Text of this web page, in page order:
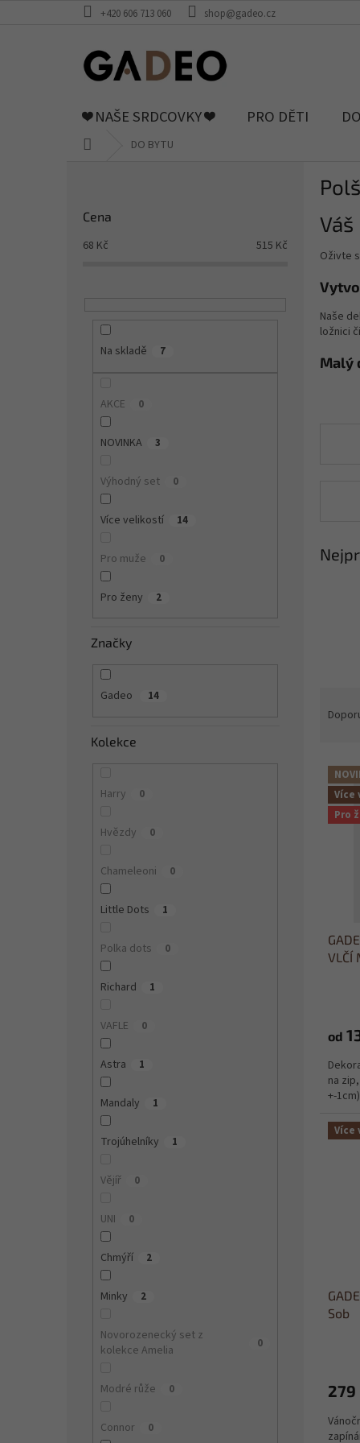
+420 606 713 060 shop@gadeo.cz
❤️ NAŠE SRDCOVKY ❤️ PRO DĚTI
DO BYTU
Cena
68 Kč 515 Kč
Na skladě 7
AKCE 0
NOVINKA 3
Výhodný set 0
Více velikostí 14
Pro muže 0
Pro ženy 2
Značky
Gadeo 14
Kolekce
Harry 0
Hvězdy 0
Chameleoni 0
Little Dots 1
Polka dots 0
Richard 1
VAFLE 0
Astra 1
Mandaly 1
Trojúhelníky 1
Vějíř 0
UNI 0
Chmýří 2
Minky 2
Novorozenecký set z
kolekce Amelia
0
Modré růže 0
Connor 0
Oživte
Naše
ložnici
Malý
n
p
V
p Více
Pro
VLČÍ
od
na
+-
Více
Sob
je
z
279